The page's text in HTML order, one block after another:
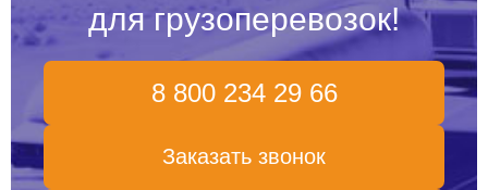
для грузоперевозок!
8 800 234 29 66
Заказать звонок